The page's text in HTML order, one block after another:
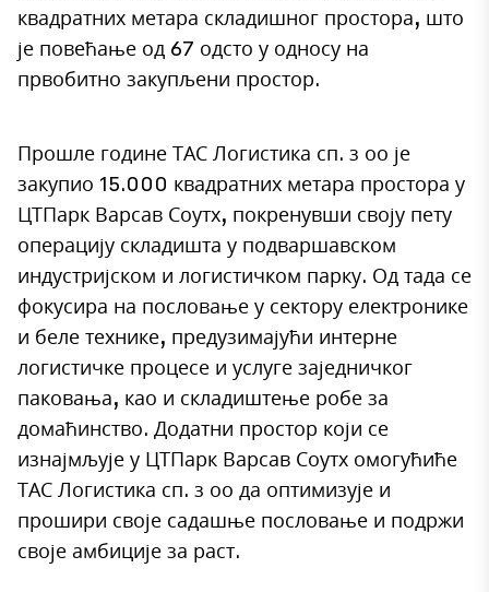
квадратних метара складишног простора, што
је повећање од 67 одсто у односу на
првобитно закупљени простор.
Прошле године ТАС Логистика сп. з оо је
закупио 15.000 квадратних метара простора у
ЦТПарк Варсав Соутх, покренувши своју пету
операцију складишта у подваршавском
индустријском и логистичком парку. Од тада се
фокусира на пословање у сектору електронике
и беле технике, предузимајући интерне
логистичке процесе и услуге заједничког
паковања, као и складиштење робе за
домаћинство. Додатни простор који се
изнајмљује у ЦТПарк Варсав Соутх омогућиће
ТАС Логистика сп. з оо да оптимизује и
прошири своје садашње пословање и подржи
своје амбиције за раст.